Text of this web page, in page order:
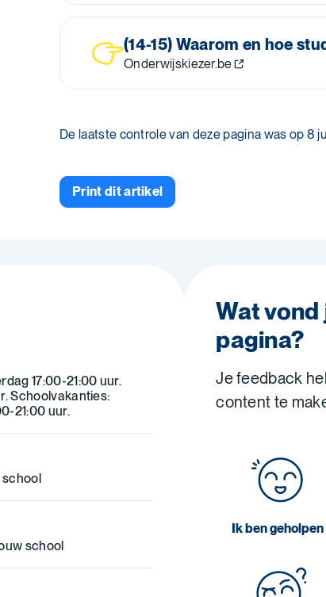
(14-15) Waarom en hoe
Onderwijskiezer.be
De laatste controle van deze pagina was op 8
Print dit artikel
17:00-21:00 uur.
Schoolvakanties:
21:00 uur.
school
school
Wat vond
pagina?
Je feedback
content te
Ik ben geholpen